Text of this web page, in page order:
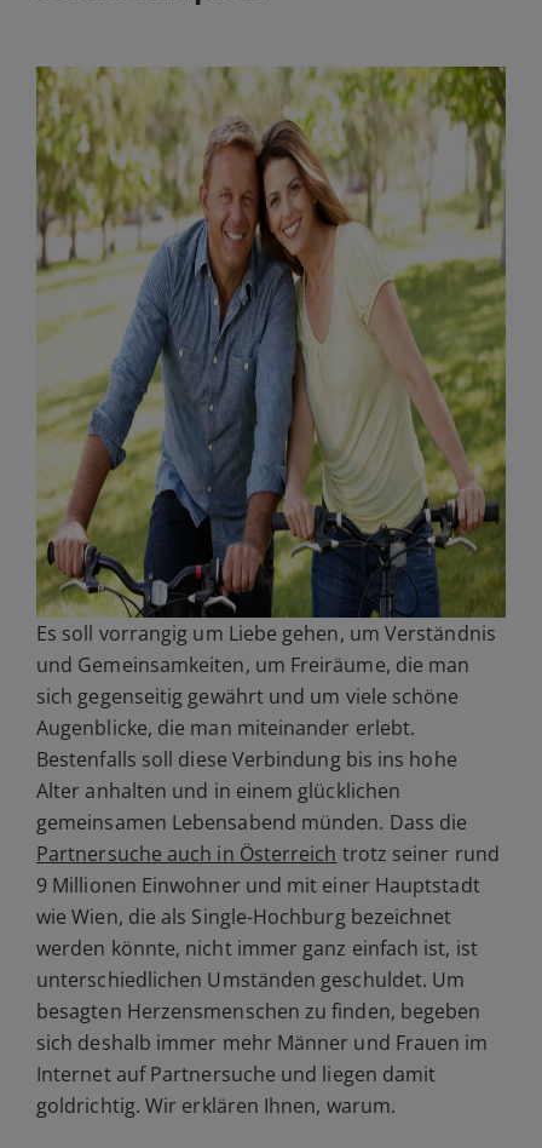
Es soll vorrangig um Liebe gehen, um Verständnis
und Gemeinsamkeiten, um Freiräume, die man
sich gegenseitig gewährt und um viele schöne
Augenblicke, die man miteinander erlebt.
Bestenfalls soll diese Verbindung bis ins hohe
Alter anhalten und in einem glücklichen
gemeinsamen Lebensabend münden. Dass die
Partnersuche auch in Österreich trotz seiner rund
9 Millionen Einwohner und mit einer Hauptstadt
wie Wien, die als Single-Hochburg bezeichnet
werden könnte, nicht immer ganz einfach ist, ist
unterschiedlichen Umständen geschuldet. Um
besagten Herzensmenschen zu finden, begeben
sich deshalb immer mehr Männer und Frauen im
Internet auf Partnersuche und liegen damit
goldrichtig. Wir erklären Ihnen, warum.